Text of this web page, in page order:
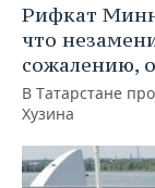
Рифкат
что
сожалению,
В Татарстане
Хузина